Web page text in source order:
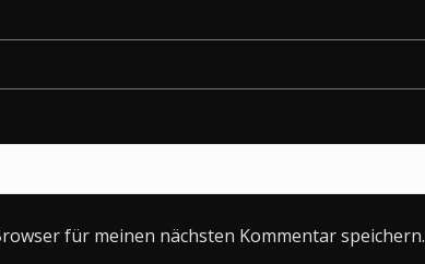
für meinen nächsten Kommentar speichern.